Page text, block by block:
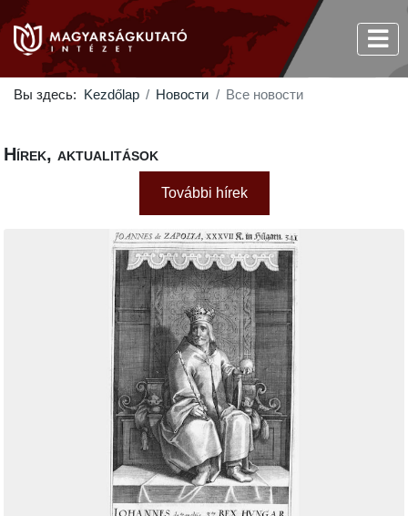
Вы здесь: Kezdőlap Новости Все новости
Hírek, aktualitások
További hírek